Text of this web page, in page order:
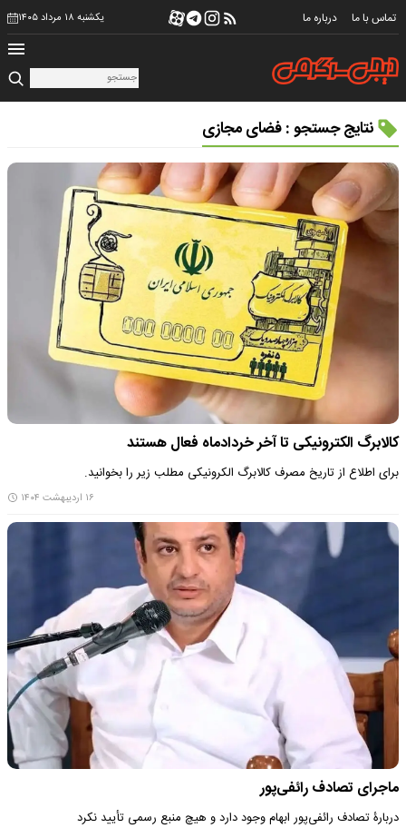
تماس با ما درباره ما یکشنبه ۱۸ مرداد ۱۴۰۵
نتایج جستجو : فضای مجازی
کالابرگ‌ الکترونیکی تا آخر خردادماه فعال هستند
برای اطلاع از تاریخ مصرف کالابرگ الکرونیکی مطلب زیر را بخوانید.
۱۶ اردیبهشت ۱۴۰۴
ماجرای تصادف رائفی‌پور
دربارۀ تصادف رائفی‌پور ابهام وجود دارد و هیچ منبع رسمی تأیید نکرد